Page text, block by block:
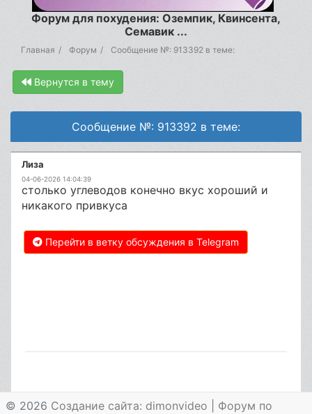
Форум для похудения: Оземпик, Квинсента,
Семавик ...
Главная Форум Сообщение №: 913392 в теме:
Вернутся в тему
Сообщение №: 913392 в теме:
Лиза
04-06-2026 14:04:39
столько углеводов конечно вкус хороший и
никакого привкуса
Перейти в ветку обсуждения в Telegram
© 2026 Создание сайта: dimonvideo Форум по